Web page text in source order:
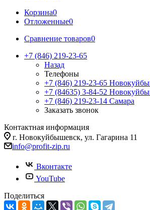
Корзина0
Отложенные0
Сравнение товаров0
+7 (846) 219-23-65
Назад
Телефоны
+7 (846) 219-23-65
+7 (84635) 3-84-52
+7 (846) 219-23-14 Самара
Заказать звонок
Контактная информация
г. Новокуйбышевск, ул. Гагарина 11
info@profit-zip.ru
Вконтакте
YouTube
Поделиться